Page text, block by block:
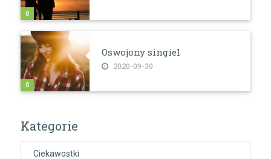
0
Oswojony singiel
2020-09-30
0
Kategorie
Ciekawostki